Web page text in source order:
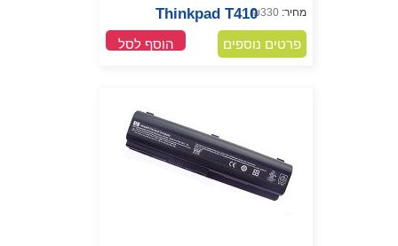
Thinkpad T410
מחיר: ₪330
פרטים נוספים הוסף לסל